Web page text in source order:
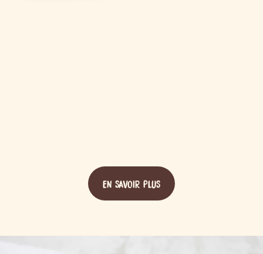
EN SAVOIR PLUS